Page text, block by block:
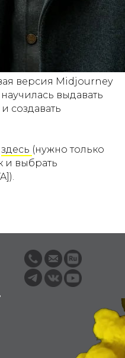
версия Midjourney
выдавать
создавать
здесь (нужно только
и выбрать